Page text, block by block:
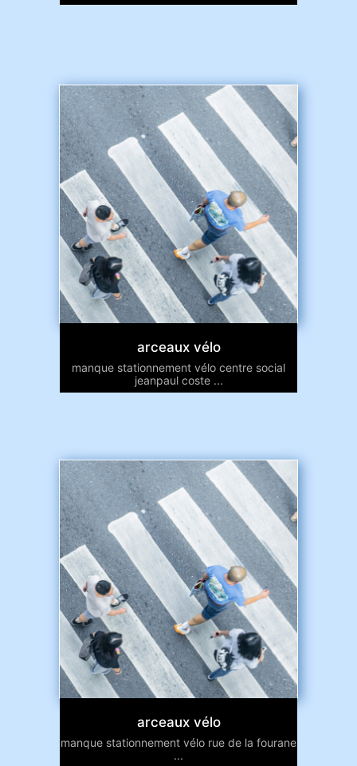
arceaux vélo
manque stationnement vélo centre social
jeanpaul coste ...
arceaux vélo
manque stationnement vélo rue de la fourane
...